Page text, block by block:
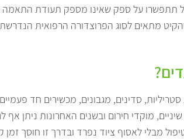
תתפשרו על ספק שאינו מספק תעודת
מתאים לסוג הפרוצדורה הרפואית
סדינים, מגבונים, מכשירים חד
מוקדי חירום ובשנים האחרונות ניתן אף
מבלי לאסוף ציוד נפרד ובדרך זו חוסך זמן